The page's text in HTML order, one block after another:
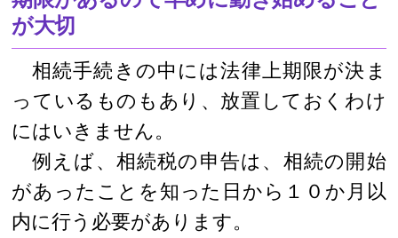
が大切
相続手続きの中には法律上期限が決ま
っているものもあり、放置しておくわけ
にはいきません。
例えば、相続税の申告は、相続の開始
があったことを知った日から１０か月以
内に行う必要があります。